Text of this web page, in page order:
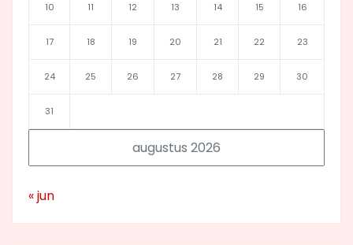
augustus 2026
10 11 12 13 14 15 16
17 18 19 20 21 22 23
24 25 26 27 28 29 30
31
« jun